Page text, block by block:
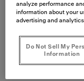
Farbe
analyze performance
information about your
advertising and
Do Not Sell My
Information